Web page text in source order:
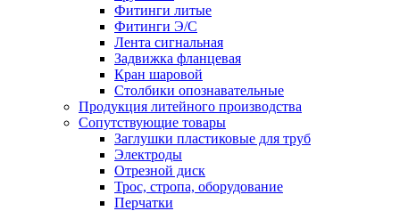
Фитинги литые
Фитинги Э/С
Лента сигнальная
Задвижка фланцевая
Кран шаровой
Столбики опознавательные
Продукция литейного производства
Сопутствующие товары
Заглушки пластиковые для труб
Электроды
Отрезной диск
Трос, стропа, оборудование
Перчатки